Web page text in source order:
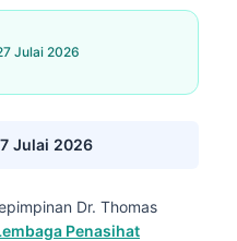
Julai 2026
Julai 2026
Dr. Thomas
Penasihat